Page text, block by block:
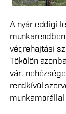
A nyár eddigi
végrehajtási
Tökölön
várt
rendkívül